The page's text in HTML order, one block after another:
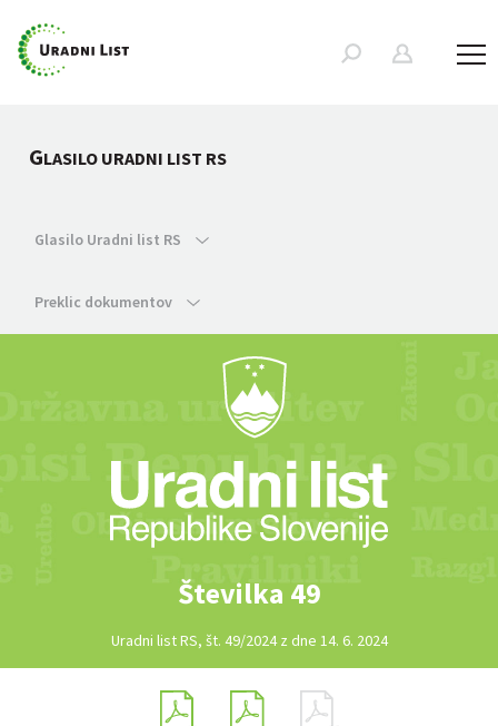
GLASILO URADNI LIST RS
Glasilo Uradni list RS
Preklic dokumentov
Številka 49
Uradni list RS, št. 49/2024 z dne 14. 6. 2024